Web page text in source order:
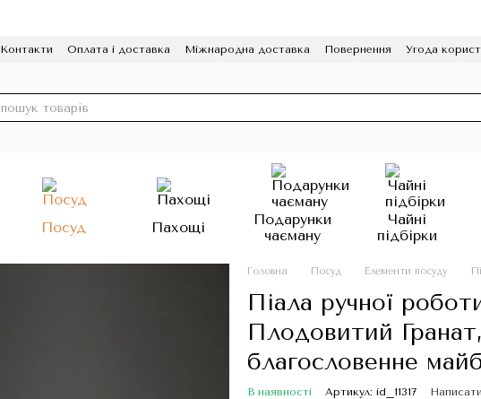
Контакти Оплата і доставка Міжнародна доставка Повернення
Угода
Посуд Пахощі
Подарунки
чаєману
Чайні
підбірки
Головна Посуд Елементи посуду
Піала ручної
Плодовитий
благословенне
В наявності Артикул: id_11317